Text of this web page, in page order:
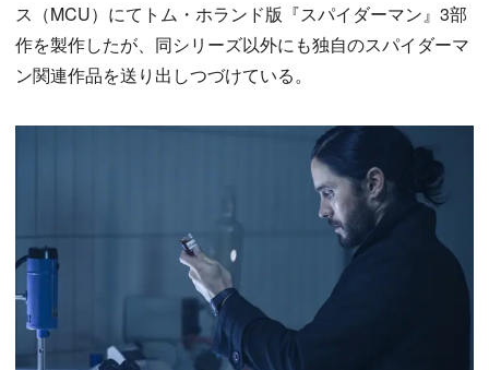
ス（MCU）にてトム・ホランド版『スパイダーマン』3部
作を製作したが、同シリーズ以外にも独自のスパイダーマ
ン関連作品を送り出しつづけている。